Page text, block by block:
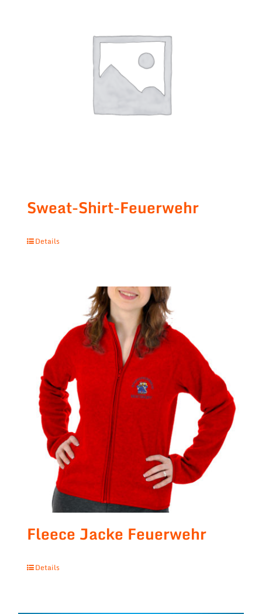
Sweat-Shirt-Feuerwehr
Details
Fleece Jacke Feuerwehr
Details